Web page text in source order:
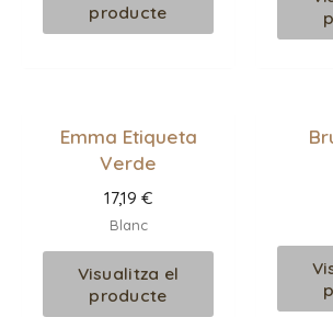
producte
Emma Etiqueta
Verde
17,19 €
Blanc
Visualitza el
producte